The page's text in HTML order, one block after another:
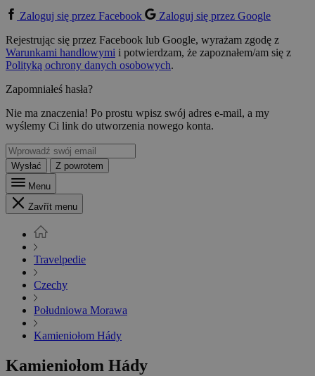
Zaloguj się przez Facebook
Zaloguj się przez Google
Rejestrując się przez Facebook lub Google, wyrażam zgodę z
Warunkami handlowymi i potwierdzam, że zapoznałem/am się z
Polityką ochrony danych osobowych.
Zapomniałeś hasła?
Nie ma znaczenia! Po prostu wpisz swój adres e-mail, a my
wyślemy Ci link do utworzenia nowego konta.
Wysłać
Z powrotem
Menu
Zavřít menu
Travelpedie
Czechy
Południowa Morawa
Kamieniołom Hády
Kamieniołom Hády